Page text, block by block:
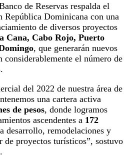
de Reservas respalda el
República Dominicana con una
de diversos proyectos
Cana, Cabo Rojo, Puerto
, que generarán nuevos
considerablemente el número de
del 2022 de nuestra área de
una cartera activa
de pesos, donde logramos
ascendentes a 172
desarrollo, remodelaciones y
de proyectos turísticos”, sostuvo